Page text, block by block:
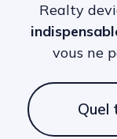
Realty
vous ne
Quel